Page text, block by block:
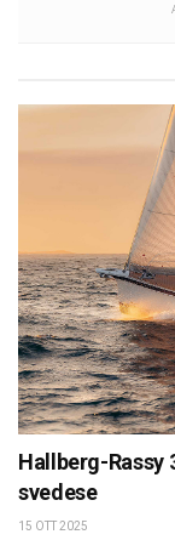
Hallberg-Rassy
svedese
15 OTT 2025